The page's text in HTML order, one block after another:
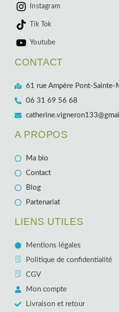
Instagram
Tik Tok
Youtube
CONTACT
61 rue Ampère Pont-Sainte-
06 31 69 56 68
A PROPOS
Ma bio
Contact
Blog
Partenariat
LIENS UTILES
Mentions légales
Politique de confidentialité
CGV
Mon compte
Livraison et retour